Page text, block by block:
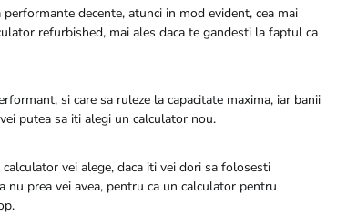
decente, atunci in mod evident, cea mai
refurbished, mai ales daca te gandesti la faptul ca
si care sa ruleze la capacitate maxima, iar banii
putea sa iti alegi un calculator nou.
vei alege, daca iti vei dori sa folosesti
prea vei avea, pentru ca un calculator pentru